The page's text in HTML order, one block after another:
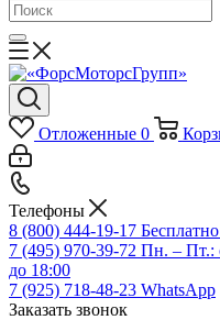
Отложенные 0
Телефоны
8 (800) 444-19-17
7 (495) 970-39-72 Пн. – Пт.:
до 18:00
7 (925) 718-48-23 WhatsApp
Заказать звонок